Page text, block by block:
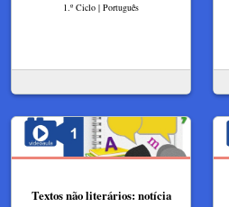
1.º Ciclo | Português
Textos não literários: notícia